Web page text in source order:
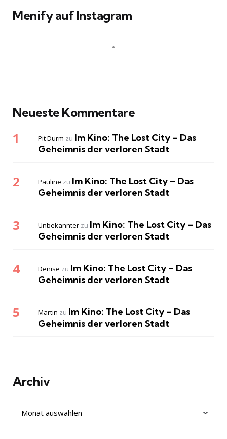
Menify auf Instagram
Neueste Kommentare
Pit Durm zu Im Kino: The Lost City – Das
Geheimnis der verloren Stadt
Pauline zu Im Kino: The Lost City – Das
Geheimnis der verloren Stadt
Unbekannter zu Im Kino: The Lost City – Das
Geheimnis der verloren Stadt
Denise zu Im Kino: The Lost City – Das
Geheimnis der verloren Stadt
Martin zu Im Kino: The Lost City – Das
Geheimnis der verloren Stadt
Archiv
Archiv